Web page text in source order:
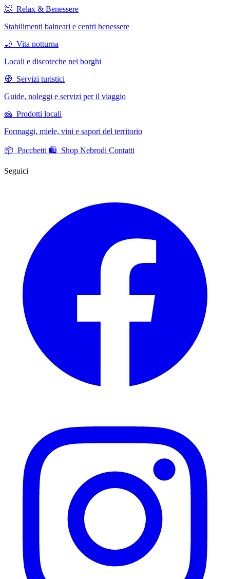
🧖 Relax & Benessere
Stabilimenti balneari e centri benessere
🌙 Vita notturna
Locali e discoteche nei borghi
🧭 Servizi turistici
Guide, noleggi e servizi per il viaggio
🧀 Prodotti locali
Formaggi, miele, vini e sapori del territorio
📦 Pacchetti 🛍️ Shop Nebrodi Contatti
Seguici